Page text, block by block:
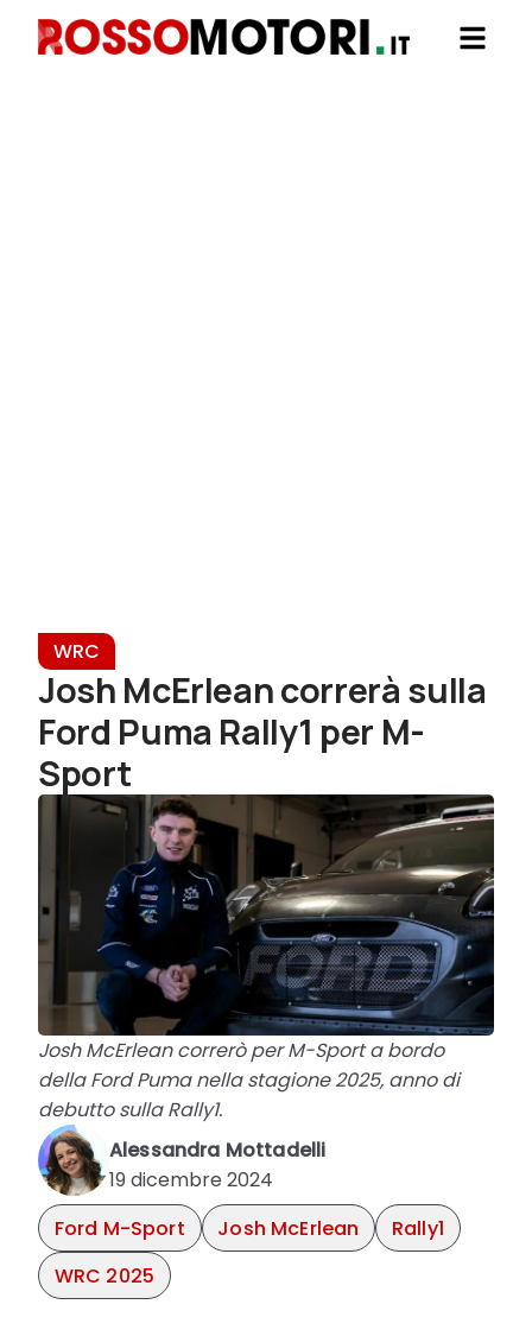
WRC
Josh McErlean correrà sulla
Ford Puma Rally1 per M-
Sport
Josh McErlean correrò per M-Sport a bordo
della Ford Puma nella stagione 2025, anno di
debutto sulla Rally1.
Alessandra Mottadelli
19 dicembre 2024
Ford M-Sport
Josh McErlean
Rally1
WRC 2025